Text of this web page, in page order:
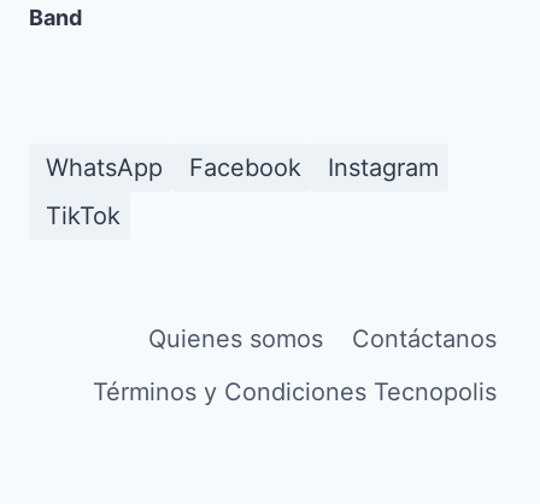
WhatsApp Facebook
Instagram
TikTok
Quienes somos
Contáctanos
Términos y Condiciones Tecnopolis